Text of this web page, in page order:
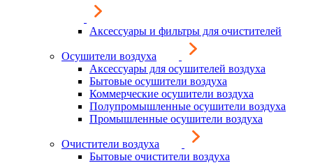
Аксессуары и фильтры для очистителей
Осушители воздуха
Аксессуары для осушителей воздуха
Бытовые осушители воздуха
Коммерческие осушители воздуха
Полупромышленные осушители воздуха
Промышленные осушители воздуха
Очистители воздуха
Бытовые очистители воздуха